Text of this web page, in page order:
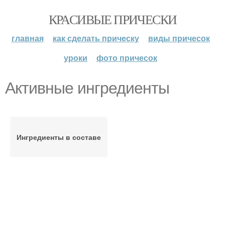
КРАСИВЫЕ ПРИЧЕСКИ
главная как сделать прическу
виды причесок
уроки
фото причесок
Активные ингредиенты
Ингредиенты в составе